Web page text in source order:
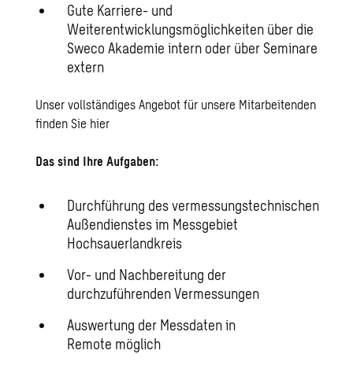
Gute Karriere- und
Weiterentwicklungsmöglichkeiten über die
Sweco Akademie intern oder über Seminare
extern
Unser vollständiges Angebot für unsere Mitarbeitenden
finden Sie hier
Das sind Ihre Aufgaben:
Durchführung des vermessungstechnischen
Außendienstes im Messgebiet
Hochsauerlandkreis
Vor- und Nachbereitung der
durchzuführenden Vermessungen
Auswertung der Messdaten in
Remote möglich